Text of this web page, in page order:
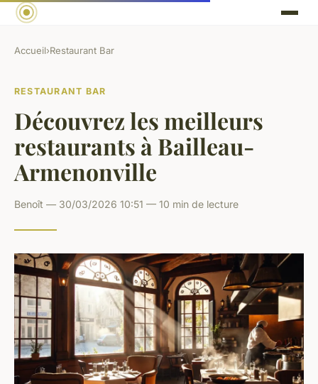
Accueil›Restaurant Bar
RESTAURANT BAR
Découvrez les meilleurs
restaurants à Bailleau-
Armenonville
Benoît — 30/03/2026 10:51 — 10 min de lecture